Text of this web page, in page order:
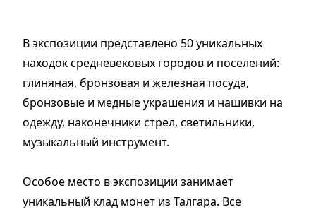
В экспозиции представлено 50 уникальных
находок средневековых городов и поселений:
глиняная, бронзовая и железная посуда,
бронзовые и медные украшения и нашивки на
одежду, наконечники стрел, светильники,
музыкальный инструмент.
Особое место в экспозиции занимает
уникальный клад монет из Талгара. Все